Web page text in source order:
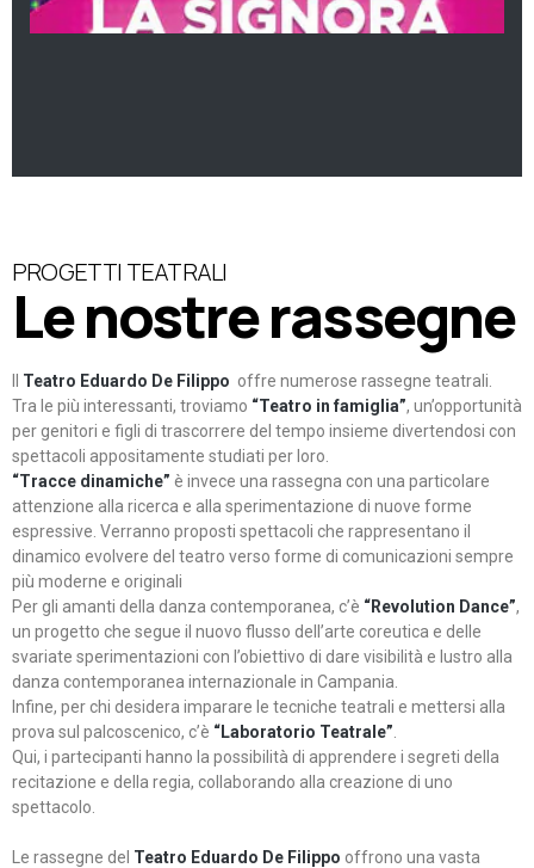
PROGETTI TEATRALI
Le nostre rassegne
Teatro Eduardo De Filippo offre numerose rassegne teatrali.
Tra le più interessanti, troviamo “Teatro in famiglia”, un’opportunità
per genitori e figli di trascorrere del tempo insieme divertendosi con
spettacoli appositamente studiati per loro.
“Tracce dinamiche” è invece una rassegna con una particolare
attenzione alla ricerca e alla sperimentazione di nuove forme
espressive. Verranno proposti spettacoli che rappresentano il
dinamico evolvere del teatro verso forme di comunicazioni sempre
più moderne e originali
Per gli amanti della danza contemporanea, c’è “Revolution Dance”,
un progetto che segue il nuovo flusso dell’arte coreutica e delle
svariate sperimentazioni con l’obiettivo di dare visibilità e lustro alla
danza contemporanea internazionale in Campania.
Infine, per chi desidera imparare le tecniche teatrali e mettersi alla
prova sul palcoscenico, c’è “Laboratorio Teatrale”
Qui, i partecipanti hanno la possibilità di apprendere i segreti della
recitazione e della regia, collaborando alla creazione di uno
spettacolo.
Le rassegne del Teatro Eduardo De Filippo offrono una vasta